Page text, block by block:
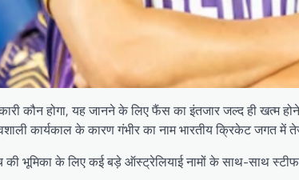
कौन होगा, यह जानने के लिए फैंस का इंतजार जल्द ही खत्म
कार्यकाल के कारण गंभीर का नाम भारतीय क्रिकेट जगत में
की भूमिका के लिए कई बड़े ऑस्ट्रेलियाई नामों के साथ-साथ